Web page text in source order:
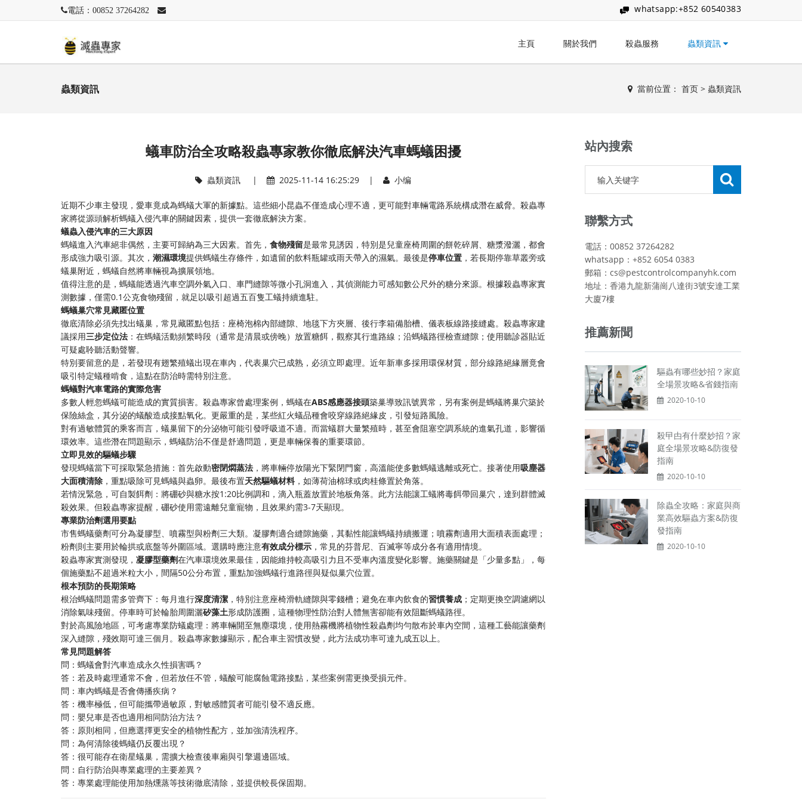
電話：00852 37264282 whatsapp:+852 60540383
主頁 關於我們 殺蟲服務 蟲類資訊
蟲類資訊 當前位置： 首页 > 蟲類資訊
蟻車防治全攻略殺蟲專家教你徹底解決汽車螞蟻困擾
蟲類資訊 | 2025-11-14 16:25:29 | 小编
近期不少車主發現，愛車竟成為螞蟻大軍的新據點。這些細小昆蟲不僅造成心理不適，更可能對車輛電路系統構成潛在威脅。殺蟲專
家將從源頭解析螞蟻入侵汽車的關鍵因素，提供一套徹底解決方案。
蟻蟲入侵汽車的三大原因
螞蟻進入汽車絕非偶然，主要可歸納為三大因素。首先， 食物殘留是最常見誘因，特別是兒童座椅周圍的餅乾碎屑、糖漿潑灑，都會
形成強力吸引源。其次， 潮濕環境提供螞蟻生存條件，如遺留的飲料瓶罐或雨天帶入的濕氣。最後是停車位置 ，若長期停靠草叢旁或
蟻巢附近，螞蟻自然將車輛視為擴展領地。
值得注意的是，螞蟻能透過汽車空調外氣入口、車門縫隙等微小孔洞進入，其偵測能力可感知數公尺外的糖分來源。根據殺蟲專家實
測數據，僅需0.1公克食物殘留，就足以吸引超過五百隻工蟻持續進駐。
螞蟻巢穴常見藏匿位置
徹底清除必須先找出蟻巢，常見藏匿點包括：座椅泡棉內部縫隙、地毯下方夾層、後行李箱備胎槽、儀表板線路接縫處。殺蟲專家建
議採用三步定位法 ：在螞蟻活動頻繁時段（通常是清晨或傍晚）放置糖餌，觀察其行進路線；沿螞蟻路徑檢查縫隙；使用聽診器貼近
可疑處聆聽活動聲響。
特別要留意的是，若發現有翅繁殖蟻出現在車內，代表巢穴已成熟，必須立即處理。近年新車多採用環保材質，部分線路絕緣層竟會
吸引特定蟻種啃食，這點在防治時需特別注意。
螞蟻對汽車電路的實際危害
多數人輕忽螞蟻可能造成的實質損害。殺蟲專家曾處理案例，螞蟻在ABS感應器接頭築巢導致訊號異常，另有案例是螞蟻將巢穴築於
保險絲盒，其分泌的蟻酸造成接點氧化。更嚴重的是，某些紅火蟻品種會咬穿線路絕緣皮，引發短路風險。
對有過敏體質的乘客而言，蟻巢留下的分泌物可能引發呼吸道不適。而當蟻群大量繁殖時，甚至會阻塞空調系統的進氣孔道，影響循
環效率。這些潛在問題顯示，螞蟻防治不僅是舒適問題，更是車輛保養的重要環節。
立即見效的驅蟻步驟
發現螞蟻當下可採取緊急措施：首先啟動密閉燜蒸法 ，將車輛停放陽光下緊閉門窗，高溫能使多數螞蟻逃離或死亡。接著使用吸塵器
大面積清除 ，重點吸除可見螞蟻與蟲卵。最後布置天然驅蟻材料，如薄荷油棉球或肉桂條置於角落。
若情況緊急，可自製餌劑：將硼砂與糖水按1:20比例調和，滴入瓶蓋放置於地板角落。此方法能讓工蟻將毒餌帶回巢穴，達到群體滅
殺效果。但殺蟲專家提醒，硼砂使用需遠離兒童寵物，且效果約需3-7天顯現。
專業防治劑選用要點
市售螞蟻藥劑可分為凝膠型、噴霧型與粉劑三大類。凝膠劑適合縫隙施藥，其黏性能讓螞蟻持續搬運；噴霧劑適用大面積表面處理；
粉劑則主要用於輪拱或底盤等外圍區域。選購時應注意有效成分標示 ，常見的芬普尼、百滅寧等成分各有適用情境。
殺蟲專家實測發現， 凝膠型藥劑在汽車環境效果最佳，因能維持較高吸引力且不受車內溫度變化影響。施藥關鍵是「少量多點」，每
個施藥點不超過米粒大小，間隔50公分布置，重點加強螞蟻行進路徑與疑似巢穴位置。
根本預防的長期策略
根治螞蟻問題需多管齊下：每月進行深度清潔 ，特別注意座椅滑軌縫隙與零錢槽；避免在車內飲食的習慣養成 ；定期更換空調濾網以
消除氣味殘留。停車時可於輪胎周圍灑矽藻土形成防護圈，這種物理性防治對人體無害卻能有效阻斷螞蟻路徑。
對於高風險地區，可考慮專業防蟻處理：將車輛開至無塵環境，使用熱霧機將植物性殺蟲劑均勻散布於車內空間，這種工藝能讓藥劑
深入縫隙，殘效期可達三個月。殺蟲專家數據顯示，配合車主習慣改變，此方法成功率可達九成五以上。
常見問題解答
問：螞蟻會對汽車造成永久性損害嗎？
答：若及時處理通常不會，但若放任不管，蟻酸可能腐蝕電路接點，某些案例需更換受損元件。
問：車內螞蟻是否會傳播疾病？
答：機率極低，但可能攜帶過敏原，對敏感體質者可能引發不適反應。
問：嬰兒車是否也適用相同防治方法？
答：原則相同，但應選擇更安全的植物性配方，並加強清洗程序。
問：為何清除後螞蟻仍反覆出現？
答：很可能存在衛星蟻巢，需擴大檢查後車廂與引擎週邊區域。
問：自行防治與專業處理的主要差異？
答：專業處理能使用加熱燻蒸等技術徹底清除，並提供較長保固期。
站內搜索
聯繫方式
電話：00852 37264282
whatsapp：+852 6054 0383
郵箱：cs@pestcontrolcompanyhk.com
地址：香港九龍新蒲崗八達街3號安達工業
大廈7樓
推薦新聞
驅蟲有哪些妙招？家庭
全場景攻略&省錢指南
2020-10-10
殺曱甴有什麼妙招？家
庭全場景攻略&防復發
指南
2020-10-10
除蟲全攻略：家庭與商
業高效驅蟲方案&防復
發指南
2020-10-10